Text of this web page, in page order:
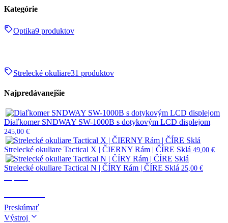
Kategórie
Optika9 produktov
Strelecké okuliare31 produktov
Najpredávanejšie
Diaľkomer SNDWAY SW-1000B s dotykovým LCD displejom
245,00 €
Strelecké okuliare Tactical X | ČIERNY Rám | ČÍRE Sklá 49,00 €
Strelecké okuliare Tactical N | ČÍRY Rám | ČÍRE Sklá 25,00 €
Preskúmať
Výstroj